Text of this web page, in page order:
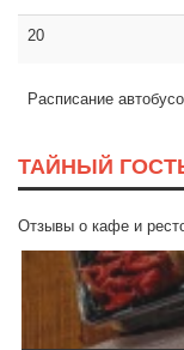
20
Расписание
ТАЙНЫЙ
Отзывы о кафе и